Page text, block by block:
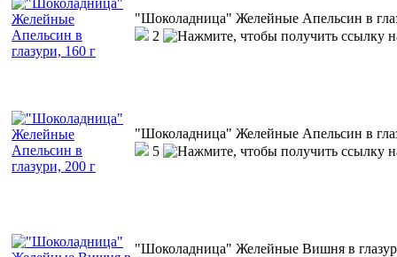
"Шоколадница" Желейные Апельсин в
2
"Шоколадница" Желейные Апельсин в
5
"Шоколадница" Желейные Вишня в